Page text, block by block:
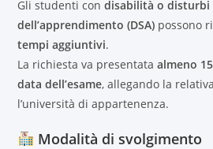
Gli studenti condisabilità o disturbi
dell’apprendimento (DSA) possono
tempi aggiuntivi.
La richiesta va presentataalmeno
data dell’esame, allegando la
l’università di appartenenza.
Modalità di svolgimento